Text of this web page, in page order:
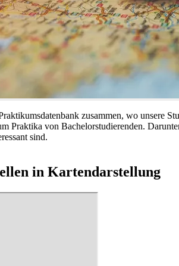
zusammen, wo unsere
Praktika von Bachelorstudierenden.
sind.
in Kartendarstellung